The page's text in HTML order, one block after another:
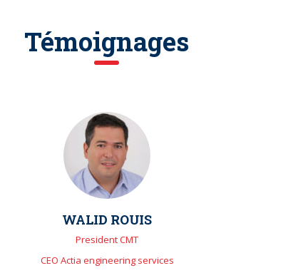
Témoignages
WALID ROUIS
President CMT
CEO Actia engineering services